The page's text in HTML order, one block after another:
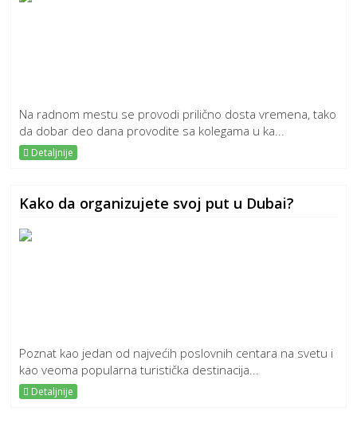
Na radnom mestu se provodi prilično dosta vremena, tako
da dobar deo dana provodite sa kolegama u ka...
Detaljnije
Kako da organizujete svoj put u Dubai?
Poznat kao jedan od najvećih poslovnih centara na svetu i
kao veoma popularna turistička destinacija...
Detaljnije